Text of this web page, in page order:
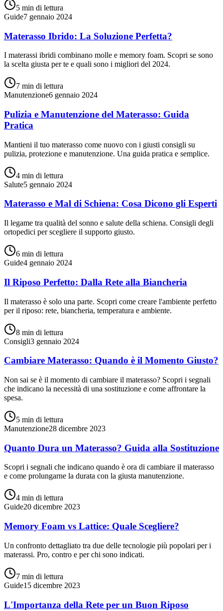
5 min di lettura
Guide7 gennaio 2024
Materasso Ibrido: La Soluzione Perfetta?
I materassi ibridi combinano molle e memory foam. Scopri se sono
la scelta giusta per te e quali sono i migliori del 2024.
7 min di lettura
Manutenzione6 gennaio 2024
Pulizia e Manutenzione del Materasso: Guida
Pratica
Mantieni il tuo materasso come nuovo con i giusti consigli su
pulizia, protezione e manutenzione. Una guida pratica e semplice.
4 min di lettura
Salute5 gennaio 2024
Materasso e Mal di Schiena: Cosa Dicono gli Esperti
Il legame tra qualità del sonno e salute della schiena. Consigli degli
ortopedici per scegliere il supporto giusto.
6 min di lettura
Guide4 gennaio 2024
Il Riposo Perfetto: Dalla Rete alla Biancheria
Il materasso è solo una parte. Scopri come creare l'ambiente perfetto
per il riposo: rete, biancheria, temperatura e ambiente.
8 min di lettura
Consigli3 gennaio 2024
Cambiare Materasso: Quando è il Momento Giusto?
Non sai se è il momento di cambiare il materasso? Scopri i segnali
che indicano la necessità di una sostituzione e come affrontare la
spesa.
5 min di lettura
Manutenzione28 dicembre 2023
Quanto Dura un Materasso? Guida alla Sostituzione
Scopri i segnali che indicano quando è ora di cambiare il materasso
e come prolungarne la durata con la giusta manutenzione.
4 min di lettura
Guide20 dicembre 2023
Memory Foam vs Lattice: Quale Scegliere?
Un confronto dettagliato tra due delle tecnologie più popolari per i
materassi. Pro, contro e per chi sono indicati.
7 min di lettura
Guide15 dicembre 2023
L'Importanza della Rete per un Buon Riposo